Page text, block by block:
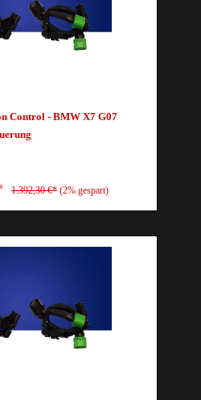
Control - BMW X7 G07
1.392,30 €* (2% gespart)